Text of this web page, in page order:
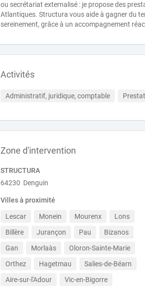
ou secrétariat externalisé : je propose des
Atlantiques. Structura vous aide à gagner du
sereinement, grâce à un accompagnement
Activités
Administratif, juridique, comptable
Zone d'intervention
STRUCTURA
64230 Denguin
Villes à proximité
Lescar Monein Mourenx
Lons
Billère
Jurançon Pau
Bizanos
Gan
Morlaàs
Oloron-Sainte-Marie
Orthez
Hagetmau
Salies-de-Béarn
Aire-sur-l'Adour
Vic-en-Bigorre